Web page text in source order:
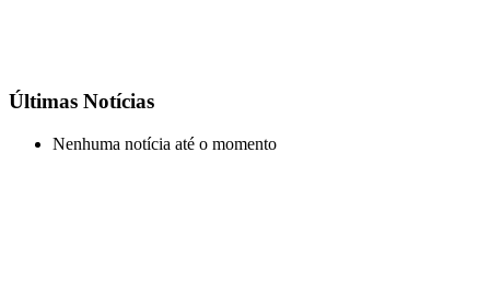
Últimas Notícias
Nenhuma notícia até o momento